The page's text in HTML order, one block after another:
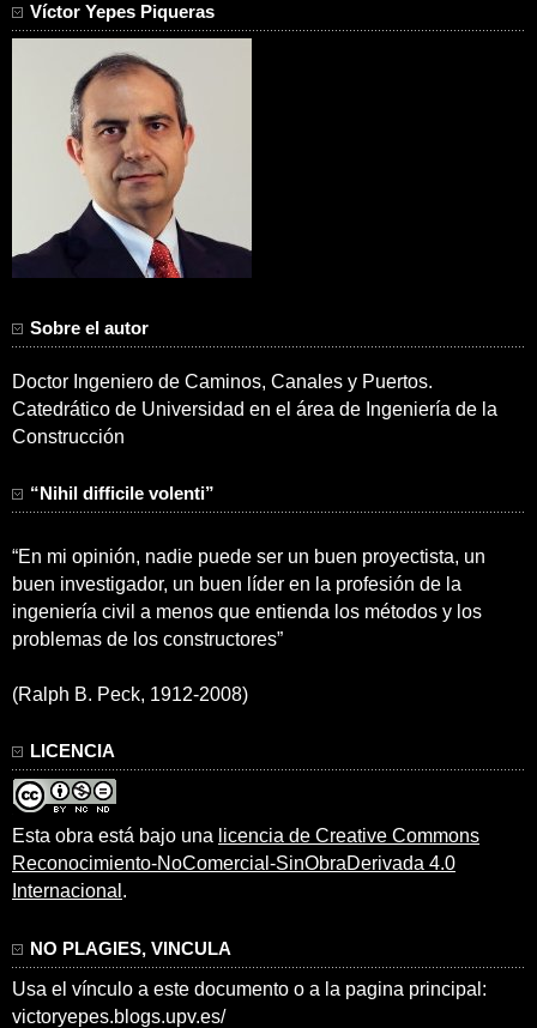
Víctor Yepes Piqueras
Sobre el autor
Doctor Ingeniero de Caminos, Canales y Puertos.
Catedrático de Universidad en el área de Ingeniería de la
Construcción
“Nihil difficile volenti”
“En mi opinión, nadie puede ser un buen proyectista, un
buen investigador, un buen líder en la profesión de la
ingeniería civil a menos que entienda los métodos y los
problemas de los constructores”
(Ralph B. Peck, 1912-2008)
LICENCIA
Esta obra está bajo una licencia de Creative Commons
Reconocimiento-NoComercial-SinObraDerivada 4.0
Internacional .
NO PLAGIES, VINCULA
Usa el vínculo a este documento o a la pagina principal:
victoryepes.blogs.upv.es/